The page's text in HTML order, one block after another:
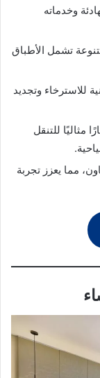
وخدماته
تشمل الأطباق
للاسترخاء وتجديد
مثاليًا للتنقل
مما يعزز تجربة